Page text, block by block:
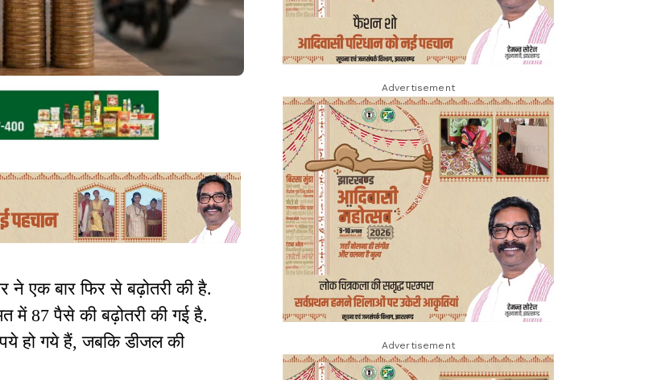
एक बार फिर से बढ़ोतरी की है.
में 87 पैसे की बढ़ोतरी की गई है.
हो गये हैं, जबकि डीजल की
Advertisement
Advertisement